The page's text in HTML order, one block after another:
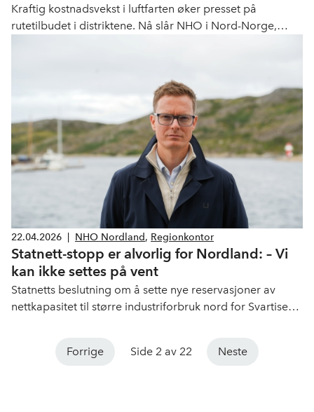
Kraftig kostnadsvekst i luftfarten øker presset på
rutetilbudet i distriktene. Nå slår NHO i Nord-Norge,
drivstoffpriser og høyere avgifter kan den i verste fall
føre til kutt i ruter med allerede knappe marginer.
22.04.2026 NHO Nordland, Regionkontor
Statnett-stopp er alvorlig for Nordland: – Vi
kan ikke settes på vent
Statnetts beslutning om å sette nye reservasjoner av
nettkapasitet til større industriforbruk nord for Svartisen
omstille seg og skape arbeidsplasser. NHO har forståelse
Forrige Side 2 av 22 Neste